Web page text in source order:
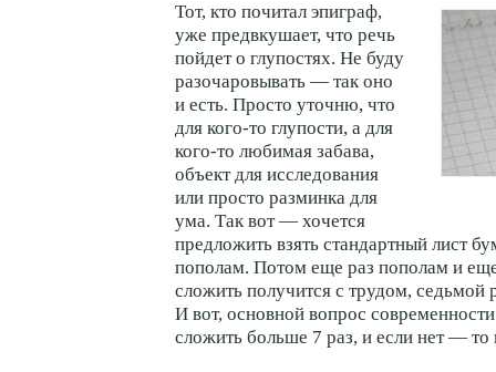
Тот, кто почитал эпиграф,
уже предвкушает, что речь
пойдет о глупостях. Не буду
разочаровывать — так оно
и есть. Просто уточню, что
для кого-то глупости, а для
кого-то любимая забава,
объект для исследования
или просто разминка для
ума. Так вот — хочется
предложить взять стандартный лист
пополам. Потом еще раз пополам и
сложить получится с трудом, седьмой
И вот, основной вопрос
сложить больше 7 раз, и если нет — то